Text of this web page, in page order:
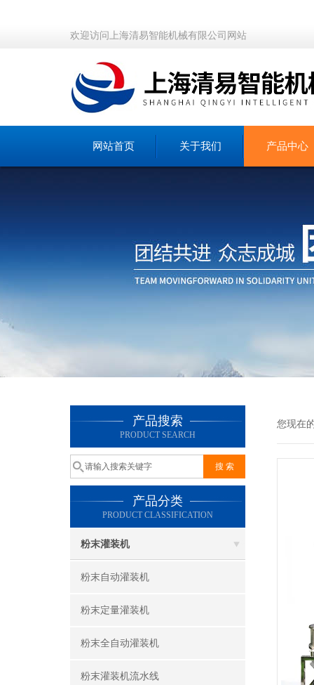
欢迎访问上海清易智能机械有限公司网站
网站首页 关于我们 产品中心
产品搜索
PRODUCT SEARCH
产品分类
PRODUCT CLASSIFICATION
粉末灌装机
粉末自动灌装机
粉末定量灌装机
粉末全自动灌装机
粉末灌装机流水线
您现在